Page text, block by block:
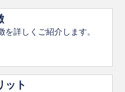
を詳しくご紹介します。
ット